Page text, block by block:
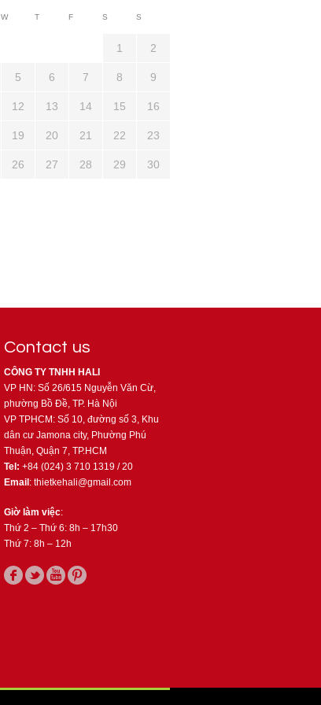
W T F S S
1 2
5 6 7 8 9
12 13 14 15 16
19 20 21 22 23
26 27 28 29 30
Contact us
CÔNG TY TNHH HALI
VP HN: Số 26/615 Nguyễn Văn Cừ,
phường Bồ Đề, TP. Hà Nội
VP TPHCM: Số 10, đường số 3, Khu
dân cư Jamona city, Phường Phú
Thuận, Quận 7, TP.HCM
Tel: +84 (024) 3 710 1319 / 20
Email : thietkehali@gmail.com
Giờ làm việc:
Thứ 2 – Thứ 6: 8h – 17h30
Thứ 7: 8h – 12h